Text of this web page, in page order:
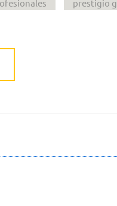
prestigio